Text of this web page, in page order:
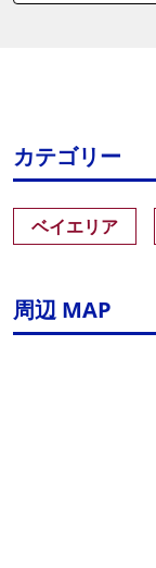
カテゴリー
ベイエリア
周辺 MAP